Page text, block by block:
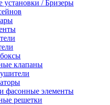
установки / Бризеры
клапаны
фасонные элементы
решетки